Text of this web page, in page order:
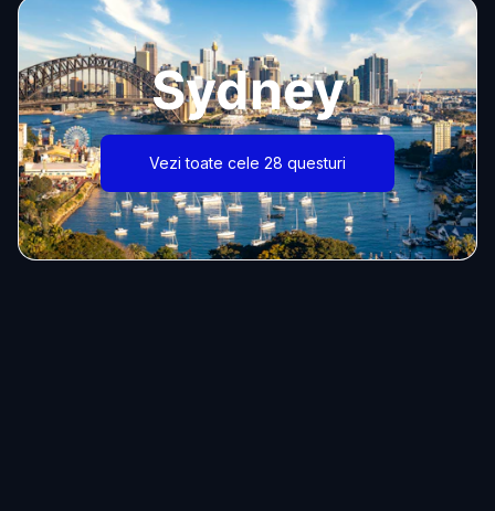
Sydney
Vezi toate cele 28 questuri